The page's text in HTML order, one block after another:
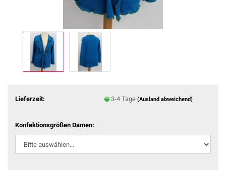
Lieferzeit: 3-4 Tage (Ausland abweichend)
Konfektionsgrößen Damen: